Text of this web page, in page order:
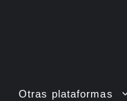
Otras plataformas